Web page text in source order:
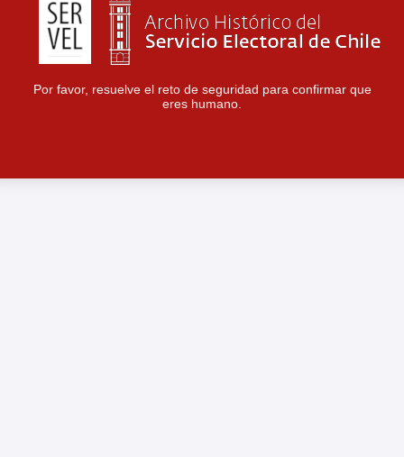
Por favor, resuelve el reto de seguridad para confirmar que
eres humano.